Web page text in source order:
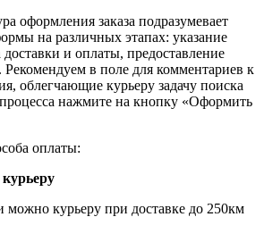
оформления заказа подразумевает
на различных этапах: указание
и оплаты, предоставление
в поле для комментариев к
облегчающие курьеру задачу поиска
нажмите на кнопку «Оформить
оплаты:
курьеру при доставке до 250км